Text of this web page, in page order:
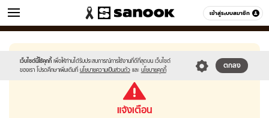
เข้าสู่ระบบสมาชิก
ข่าว หมวดอื่นๆ
เว็บไซต์นี้ใช้คุกกี้ เพื่อให้ท่านได้รับประสบการณ์การใช้งานที่ดีที่สุดบน เว็บไซต์
ของเรา โปรดศึกษาเพิ่มเติมที่ นโยบายความเป็นส่วนตัว และ นโยบายคุกกี้
ตกลง
แจ้งเตือน